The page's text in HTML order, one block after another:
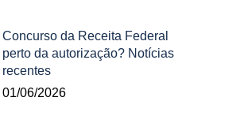
Concurso da Receita Federal
perto da autorização? Notícias
recentes
01/06/2026